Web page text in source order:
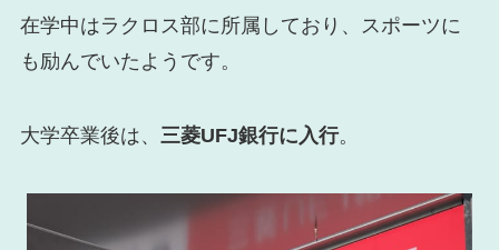
在学中はラクロス部に所属しており、スポーツに
も励んでいたようです。
大学卒業後は、 三菱UFJ銀行に入行。